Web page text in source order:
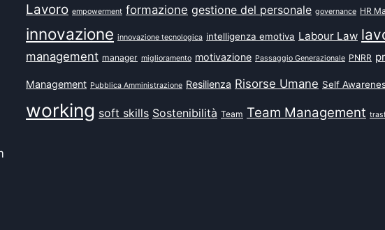
Lavoro empowerment formazione gestione del personale governance HR
innovazione innovazione tecnologica intelligenza emotiva Labour Law
management manager miglioramento motivazione Passaggio Generazionale PNRR
Management Pubblica Amministrazione Resilienza Risorse Umane Self
working soft skills Sostenibilità Team Team Management